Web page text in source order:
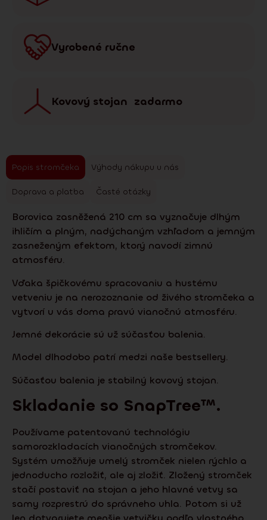
Vyrobené ručne
Kovový stojan zadarmo
Popis stromčeka Výhody nákupu u nás
Doprava a platba Časté otázky
Borovica zasněžená 210 cm sa vyznačuje dlhým
ihličím a plným, nadýchaným vzhľadom a jemným
zasneženým efektom, ktorý navodí zimnú
atmosféru.
Vďaka špičkovému spracovaniu a hustému
vetveniu je na nerozoznanie od živého stromčeka a
vytvorí u vás doma pravú vianočnú atmosféru.
Jemné dekorácie sú už súčasťou balenia.
Model dlhodobo patrí medzi naše bestsellery.
Súčasťou balenia je stabilný kovový stojan.
Skladanie so SnapTree™.
Používame patentovanú technológiu
samorozkladacích vianočných stromčekov.
Systém umožňuje umelý stromček nielen rýchlo a
jednoducho rozložiť, ale aj zložiť. Zložený stromček
stačí postaviť na stojan a jeho hlavné vetvy sa
samy rozprestrú do správneho uhla. Potom si už